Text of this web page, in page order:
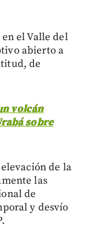
el Valle del
abierto a
de
volcán
sobre
de la
las
de
y desvío
.